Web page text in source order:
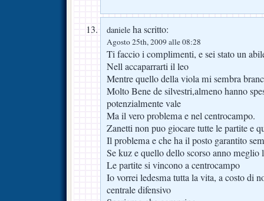
daniele ha scritto:
Agosto 25th, 2009 alle 08:28
Ti faccio i complimenti, e sei stato un
Nell accaparrarti il leo
Mentre quello della viola mi sembra
Molto Bene de silvestri,almeno hanno
potenzialmente vale
Ma il vero problema e nel centrocampo.
Zanetti non puo giocare tutte le partite e
Il problema e che ha il posto garantito
Se kuz e quello dello scorso anno meglio
Le partite si vincono a centrocampo
Io vorrei ledesma tutta la vita, a costo di
centrale difensivo